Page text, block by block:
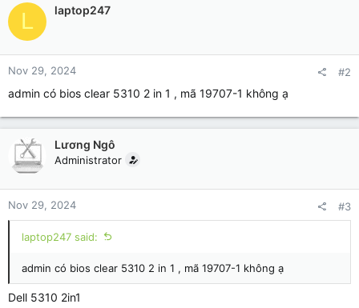
L laptop247
Nov 29, 2024 #2
admin có bios clear 5310 2 in 1 , mã 19707-1 không ạ
Lương Ngô
Administrator
Nov 29, 2024 #3
laptop247 said:
admin có bios clear 5310 2 in 1 , mã 19707-1 không ạ
Dell 5310 2in1